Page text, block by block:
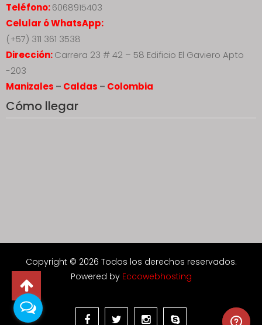
Teléfono:6068915403
Celular ó WhatsApp:
(+57) 311 361 3538
Dirección:Carrera 23 # 42 – 58 Edificio El Gaviero Apto
-203
Manizales – Caldas – Colombia
Cómo llegar
Copyright © 2026 Todos los derechos reservados.
Powered by Eccowebhosting